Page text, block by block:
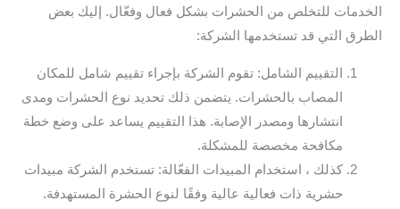
الخدمات للتخلص من الحشرات بشكل فعال وفعّال. إليك بعض
الطرق التي قد تستخدمها الشركة:
التقييم الشامل: تقوم الشركة بإجراء تقييم شامل للمكان
المصاب بالحشرات. يتضمن ذلك تحديد نوع الحشرات ومدى
انتشارها ومصدر الإصابة. هذا التقييم يساعد على وضع خطة
مكافحة مخصصة للمشكلة.
كذلك ، استخدام المبيدات الفعّالة: تستخدم الشركة مبيدات
حشرية ذات فعالية عالية وفقًا لنوع الحشرة المستهدفة.